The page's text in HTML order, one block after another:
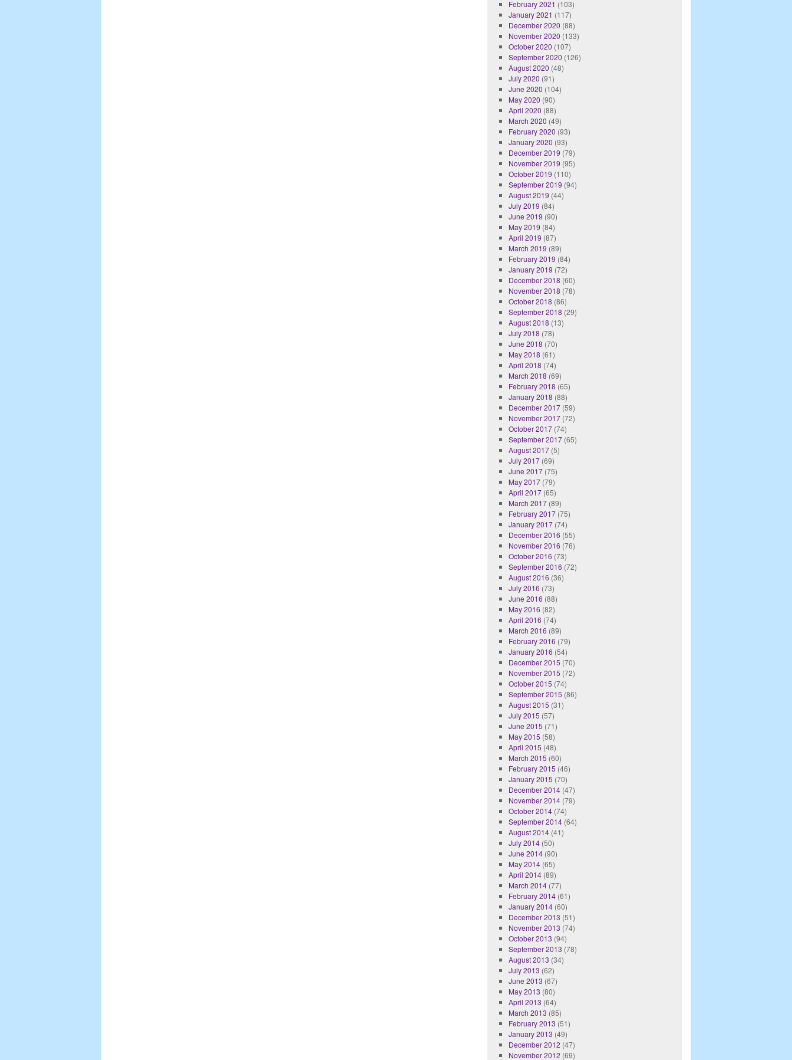
February 2021 (103)
January 2021 (117)
December 2020 (88)
November 2020 (133)
October 2020 (107)
September 2020 (126)
August 2020 (48)
July 2020 (91)
June 2020 (104)
May 2020 (90)
April 2020 (88)
March 2020 (49)
February 2020 (93)
January 2020 (93)
December 2019 (79)
November 2019 (95)
October 2019 (110)
September 2019 (94)
August 2019 (44)
July 2019 (84)
June 2019 (90)
May 2019 (84)
April 2019 (87)
March 2019 (89)
February 2019 (84)
January 2019 (72)
December 2018 (60)
November 2018 (78)
October 2018 (86)
September 2018 (29)
August 2018 (13)
July 2018 (78)
June 2018 (70)
May 2018 (61)
April 2018 (74)
March 2018 (69)
February 2018 (65)
January 2018 (88)
December 2017(59)
November 2017(72)
October 2017(74)
September 2017(65)
August 2017(5)
July 2017(69)
June 2017(75)
May 2017(79)
April 2017(65)
March 2017(89)
February 2017(75)
January 2017(74)
December 2016 (55)
November 2016 (76)
October 2016 (73)
September 2016 (72)
August 2016 (36)
July 2016 (73)
June 2016 (88)
May 2016 (82)
April 2016 (74)
March 2016 (89)
February 2016 (79)
January 2016 (54)
December 2015 (70)
November 2015 (72)
October 2015 (74)
September 2015 (86)
August 2015 (31)
July 2015 (57)
June 2015 (71)
May 2015 (58)
April 2015 (48)
March 2015 (60)
February 2015 (46)
January 2015 (70)
December 2014(47)
November 2014(79)
October 2014(74)
September 2014(64)
August 2014(41)
July 2014(50)
June 2014(90)
May 2014(65)
April 2014(89)
March 2014(77)
February 2014(61)
January 2014(60)
December 2013 (51)
November 2013 (74)
October 2013 (94)
September 2013 (78)
August 2013 (34)
July 2013 (62)
June 2013 (67)
May 2013 (80)
April 2013 (64)
March 2013 (85)
February 2013 (51)
January 2013 (49)
December 2012 (47)
November 2012 (69)